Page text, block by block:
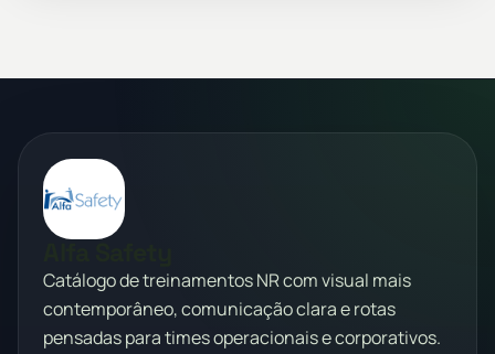
Catálogo de treinamentos NR com visual mais
contemporâneo, comunicação clara e rotas
pensadas para times operacionais e corporativos.